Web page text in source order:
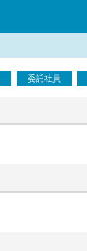
委託社員